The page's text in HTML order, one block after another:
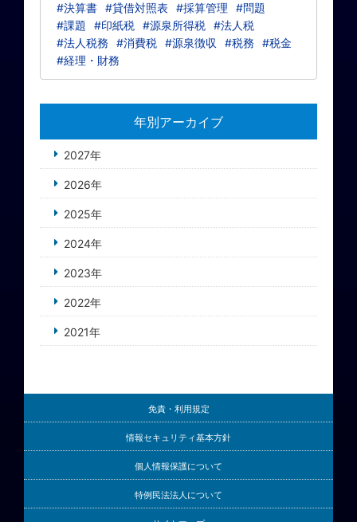
#決算書 #貸借対照表 #採算管理
#問題
#課題
#印紙税 #源泉所得税 #法人税
#法人税務
#消費税 #源泉徴収 #税務
#税金
#経理・財務
年別アーカイブ
2027年
2026年
2025年
2024年
2023年
2022年
2021年
免責・利用規定
情報セキュリティ基本方針
個人情報保護について
特例民法法人について